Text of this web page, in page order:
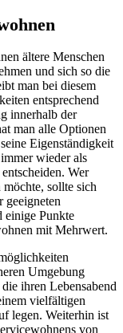
ältere Menschen
und sich so die
man bei diesem
entsprechend
innerhalb der
man alle Optionen
Eigenständigkeit
wieder als
Wer
möchte, sollte sich
geeigneten
einige Punkte
mit Mehrwert.
Umgebung
ihren Lebensabend
vielfältigen
legen. Weiterhin ist
von